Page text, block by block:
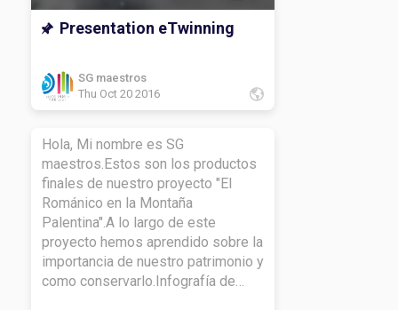
Presentation eTwinning
SG maestros
Thu Oct 20 2016
Hola, Mi nombre es SG
maestros.Estos son los productos
finales de nuestro proyecto "El
Románico en la Montaña
Palentina".A lo largo de este
proyecto hemos aprendido sobre la
importancia de nuestro patrimonio y
como conservarlo.Infografía de